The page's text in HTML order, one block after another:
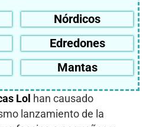
Nórdicos
Edredones
Mantas
Lol han causado
lanzamiento de la